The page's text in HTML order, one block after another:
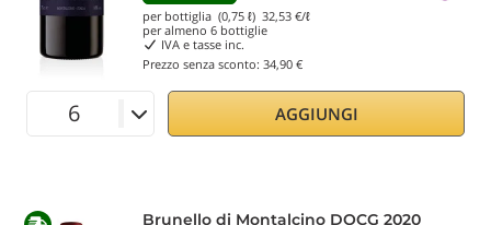
per bottiglia (0,75 ℓ) 32,53 €/ℓ
per almeno 6 bottiglie
IVA e tasse inc.
Prezzo senza sconto: 34,90 €
AGGIUNGI
Brunello di Montalcino DOCG 2020